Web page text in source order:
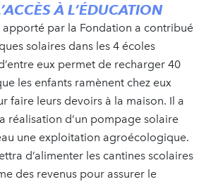
À L’ÉDUCATION
apporté par la Fondation a contribué
solaires dans les 4 écoles
eux permet de recharger 40
les enfants ramènent chez eux
faire leurs devoirs à la maison. Il a
réalisation d’un pompage solaire
une exploitation agroécologique.
d’alimenter les cantines scolaires
des revenus pour assurer le